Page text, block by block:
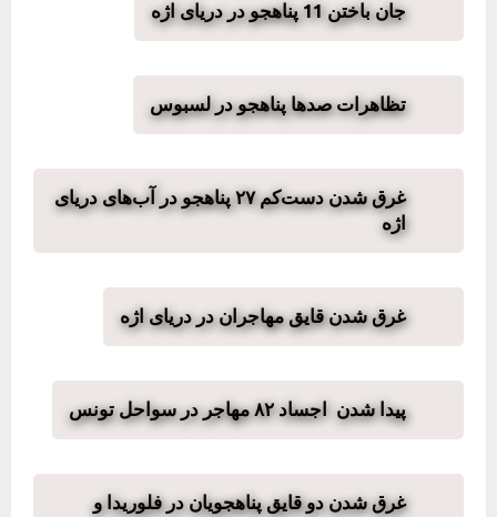
جان باختن 11 پناهجو در دریای اژه
تظاهرات صدها پناهجو در لسبوس
غرق شدن دست‌کم ۲۷ پناهجو در آب‌های دریای
اژه
غرق شدن قایق مهاجران در دریای اژه
پیدا شدن اجساد ۸۲ مهاجر در سواحل تونس
غرق شدن دو قایق پناهجویان در فلوریدا و